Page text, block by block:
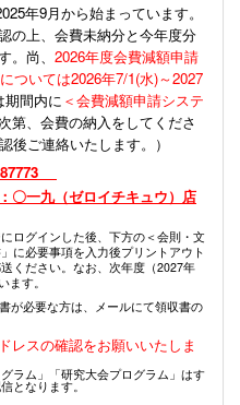
年9月から始まっています。
の上、会費未納分と今年度分
尚、 2026年度会費減額申請
ついては2026年7/1(水)～2027
期間内に ＜会費減額申請システ
第、会費の納入をしてくださ
後ご連絡いたします。）
87773
〇一九（ゼロイチキュウ）店
ログインした後、下方の＜会則・文
に必要事項を入力後プリントアウト
ください。なお、次年度（2027年
す。
が必要な方は、メールにて領収書の
スの確認をお願いいたしま
ラム」「研究大会プログラム」はす
となります。